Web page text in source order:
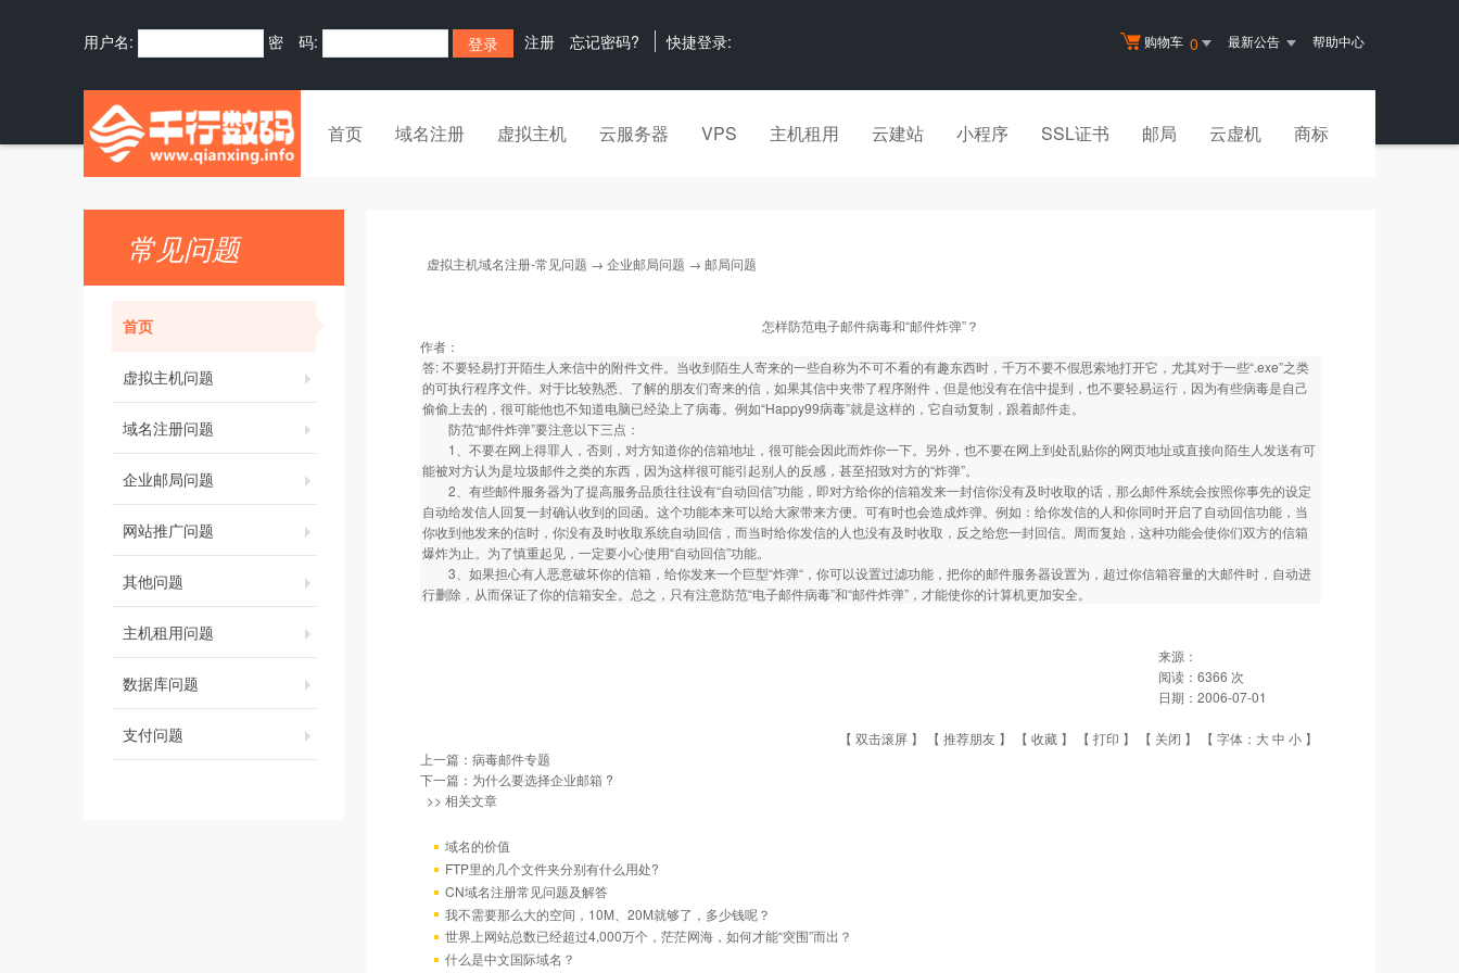
购物车 0 最新公告 帮助中心
用户名: 密 码: 注册 忘记密码? 快捷登录:
首页 域名注册 虚拟主机 云服务器 VPS 主机租用 云建站 小程序 SSL证书 邮局 云虚机 商标
常见问题
首页
虚拟主机问题
域名注册问题
企业邮局问题
网站推广问题
其他问题
主机租用问题
数据库问题
支付问题
虚拟主机域名注册-常见问题 → 企业邮局问题 → 邮局问题
怎样防范电子邮件病毒和“邮件炸弹”？
作者：
答: 不要轻易打开陌生人来信中的附件文件。当收到陌生人寄来的一些自称为不可不看的有趣东西时，千万不要不假思索地打开它，尤其对于一些“.exe”之类
的可执行程序文件。对于比较熟悉、了解的朋友们寄来的信，如果其信中夹带了程序附件，但是他没有在信中提到，也不要轻易运行，因为有些病毒是自己
偷偷上去的，很可能他也不知道电脑已经染上了病毒。例如“Happy99病毒”就是这样的，它自动复制，跟着邮件走。
防范“邮件炸弹”要注意以下三点：
1、不要在网上得罪人，否则，对方知道你的信箱地址，很可能会因此而炸你一下。另外，也不要在网上到处乱贴你的网页地址或直接向陌生人发送有可
能被对方认为是垃圾邮件之类的东西，因为这样很可能引起别人的反感，甚至招致对方的“炸弹”。
2、有些邮件服务器为了提高服务品质往往设有“自动回信”功能，即对方给你的信箱发来一封信你没有及时收取的话，那么邮件系统会按照你事先的设定
自动给发信人回复一封确认收到的回函。这个功能本来可以给大家带来方便。可有时也会造成炸弹。例如：给你发信的人和你同时开启了自动回信功能，当
你收到他发来的信时，你没有及时收取系统自动回信，而当时给你发信的人也没有及时收取，反之给您一封回信。周而复始，这种功能会使你们双方的信箱
爆炸为止。为了慎重起见，一定要小心使用“自动回信”功能。
3、如果担心有人恶意破坏你的信箱，给你发来一个巨型“炸弹“，你可以设置过滤功能，把你的邮件服务器设置为，超过你信箱容量的大邮件时，自动进
行删除，从而保证了你的信箱安全。总之，只有注意防范“电子邮件病毒”和“邮件炸弹”，才能使你的计算机更加安全。
来源：
阅读： 6366 次
日期： 2006-07-01
【 双击滚屏 】 【 推荐朋友 】 【 收藏 】 【 打印 】 【 关闭 】 【 字体： 大中 小 】
上一篇： 病毒邮件专题
下一篇： 为什么要选择企业邮箱 ?
>> 相关文章
域名的价值
FTP里的几个文件夹分别有什么用处?
CN域名注册常见问题及解答
我不需要那么大的空间，10M、20M就够了，多少钱呢？
世界上网站总数已经超过4,000万个，茫茫网海，如何才能“突围”而出？
什么是中文国际域名？